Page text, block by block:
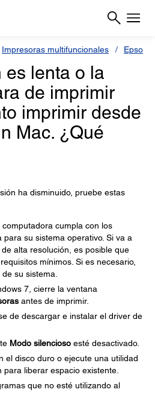
Impresoras multifuncionales Epson
es lenta o la
de imprimir
imprimir desde
Mac. ¿Qué
ha disminuido, pruebe estas
cumpla con los
para su sistema operativo. Si va a
alta resolución, es posible que
mínimos. Si es necesario,
su sistema.
7, cierre la ventana
antes de imprimir.
de descargar e instalar el driver de
Modo silencioso esté desactivado.
el disco duro o ejecute una utilidad
liberar espacio existente.
que no esté utilizando al